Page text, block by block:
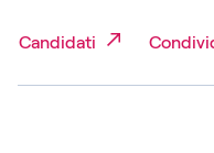
Candidati